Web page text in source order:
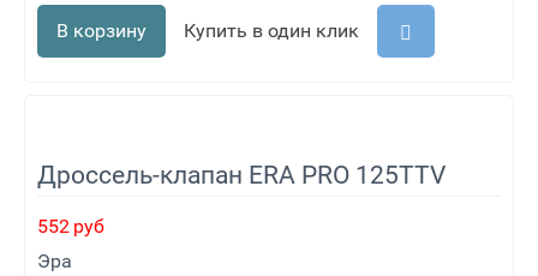
В корзину Купить в один клик
Дроссель-клапан ERA PRO 125TTV
552 руб
Эра